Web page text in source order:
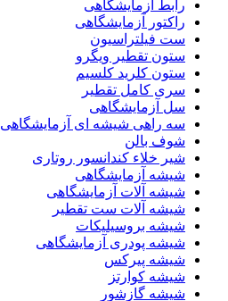
رابط آزمایشگاهی
راکتور آزمایشگاهی
ست فیلتراسیون
ستون تقطیر ویگرو
ستون کلرید کلسیم
سری کامل تقطیر
سل آزمایشگاهی
سه راهی شیشه ای آزمایشگاهی
شوف بالن
شیر خلاء کندانسور روتاری
شیشه آزمایشگاهی
شیشه آلات آزمایشگاهی
شیشه آلات ست تقطیر
شیشه بروسیلیکات
شیشه پودری آزمایشگاهی
شیشه پیرکس
شیشه کوارتز
شیشه گازشور